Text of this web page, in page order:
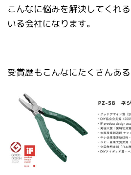
こんなに悩みを解決してくれ
いる会社になります。
受賞歴もこんなにたくさんあ